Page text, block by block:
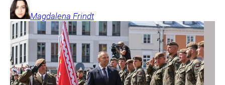
Magdalena Frindt